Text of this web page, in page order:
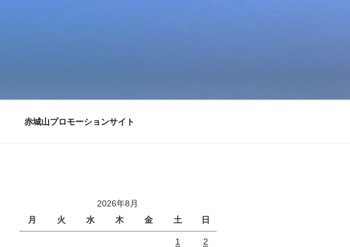
赤城山プロモーションサイト
2026年8月
月
火 水 木 金 土 日
1 2